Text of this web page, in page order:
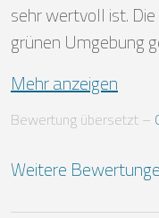
sehr wertvoll ist.
grünen Umgebung
Mehr anzeigen
Bewertung übersetzt –
Weitere